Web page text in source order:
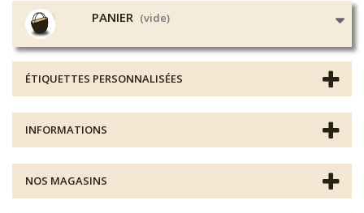
PANIER (vide)
ÉTIQUETTES PERSONNALISÉES
INFORMATIONS
NOS MAGASINS